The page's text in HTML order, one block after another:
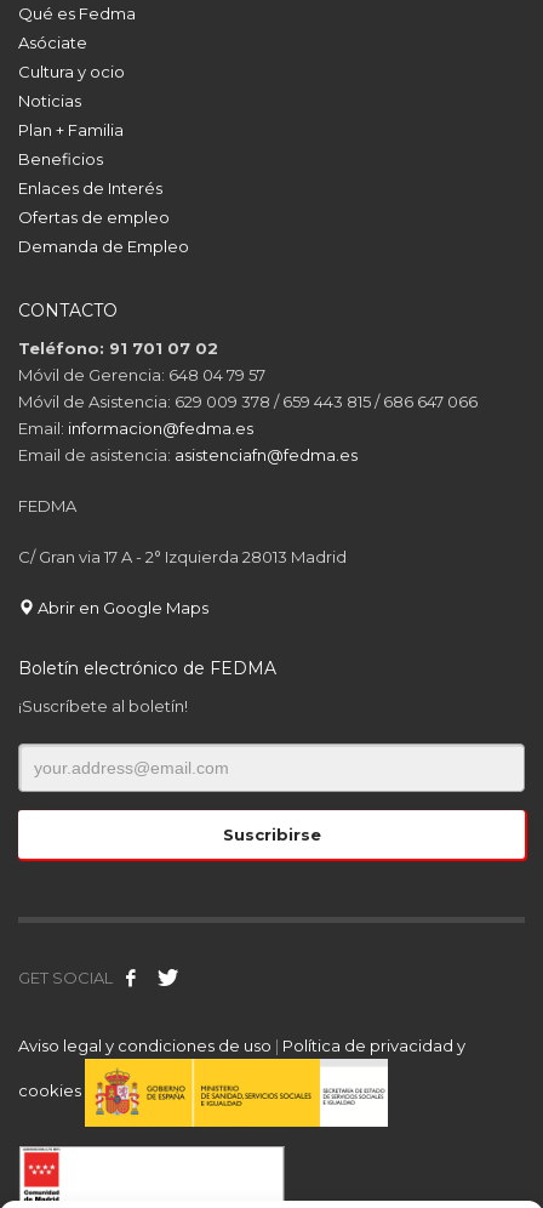
Qué es Fedma
Asóciate
Cultura y ocio
Noticias
Plan + Familia
Beneficios
Enlaces de Interés
Ofertas de empleo
Demanda de Empleo
CONTACTO
Teléfono: 91 701 07 02
Móvil de Gerencia: 648 04 79 57
Móvil de Asistencia: 629 009 378 / 659 443 815 / 686 647 066
Email: informacion@fedma.es
Email de asistencia: asistenciafn@fedma.es
FEDMA
C/ Gran via 17 A - 2° Izquierda 28013 Madrid
Abrir en Google Maps
Boletín electrónico de FEDMA
¡Suscríbete al boletín!
GET SOCIAL
Aviso legal y condiciones de uso | Política de privacidad y
cookies